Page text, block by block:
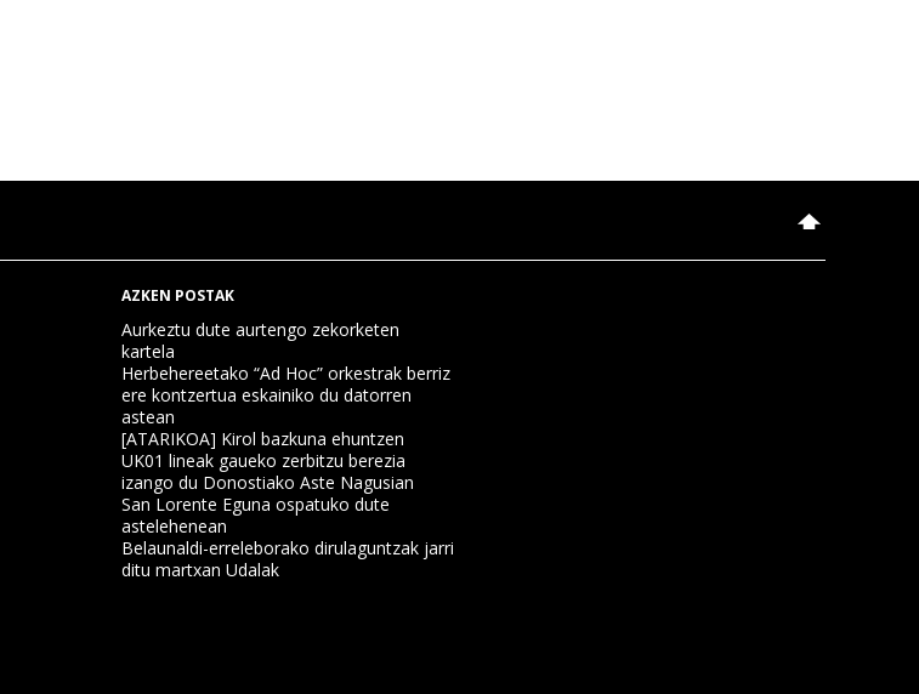
AZKEN POSTAK
Aurkeztu dute aurtengo zekorketen
kartela
Herbehereetako “Ad Hoc” orkestrak berriz
ere kontzertua eskainiko du datorren
astean
[ATARIKOA] Kirol bazkuna ehuntzen
UK01 lineak gaueko zerbitzu berezia
izango du Donostiako Aste Nagusian
San Lorente Eguna ospatuko dute
astelehenean
Belaunaldi-erreleborako dirulaguntzak jarri
ditu martxan Udalak